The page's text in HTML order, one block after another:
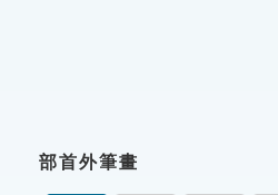
成語故事
部首外筆畫